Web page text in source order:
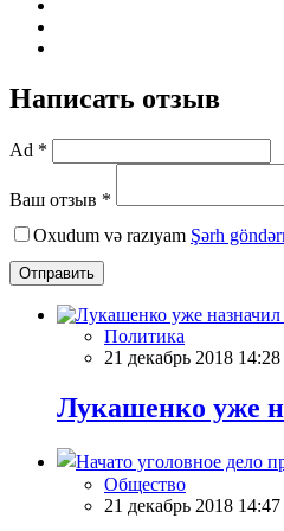
Написать отзыв
Ad *
Ваш отзыв *
Oxudum və razıyam Şərh
Отправить
Политика
21 декабрь 2018 14:28
Лукашенко уже
Общество
21 декабрь 2018 14:47